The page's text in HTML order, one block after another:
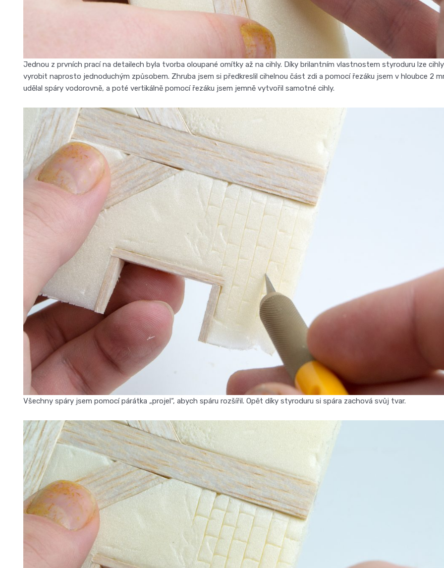
Jednou z prvních prací na detailech byla tvorba oloupané omítky až na cihly. Díky brilantním vlastnostem styroduru lze cihly
vyrobit naprosto jednoduchým způsobem. Zhruba jsem si předkreslil cihelnou část zdi a pomocí řezáku jsem v hloubce 2
udělal spáry vodorovně, a poté vertikálně pomocí řezáku jsem jemně vytvořil samotné cihly.
Všechny spáry jsem pomocí párátka „projel“, abych spáru rozšířil. Opět díky styroduru si spára zachová svůj tvar.